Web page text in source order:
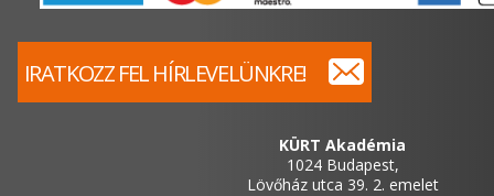
KÜRT Akadémia
1024 Budapest,
Lövőház utca 39. 2. emelet
IRATKOZZ FEL HÍRLEVELÜNKRE!